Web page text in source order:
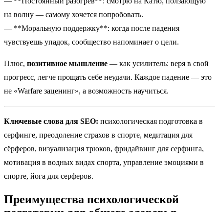
на волну — самому хочется попробовать.
— **Моральную поддержку**: когда после падения
чувствуешь упадок, сообщество напоминает о цели.
Плюс, позитивное мышление — как усилитель: веря в свой
прогресс, легче прощать себе неудачи. Каждое падение — это
не «Warfare заценинг», а возможность научиться.
Ключевые слова для SEO: психологическая подготовка в
серфинге, преодоление страхов в спорте, медитация для
сёрферов, визуализация трюков, фридайвинг для серфинга,
мотивация в водных видах спорта, управление эмоциями в
спорте, йога для серферов.
Преимущества психологической